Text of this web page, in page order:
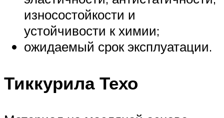
износостойкости и
устойчивости к химии;
ожидаемый срок эксплуатации.
Тиккурила Техо